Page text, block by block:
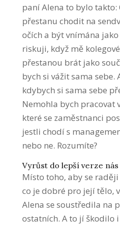
paní Alena to bylo
přestanu chodit na
očích a být vnímána
riskuji, když mě
přestanou brát jako
bych si vážit sama sebe.
kdybych si sama sebe
Nemohla bych pracovat
které se zaměstnanci
jestli chodí s
nebo ne. Rozumíte?
Vyrůst do lepší verze
Místo toho, aby se
co je dobré pro její tělo,
Alena se soustředila na
ostatních. A to jí škodilo